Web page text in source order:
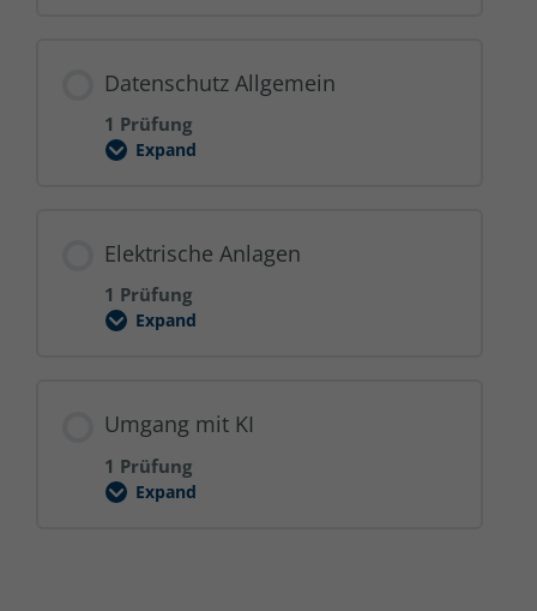
Datenschutz Allgemein
1 Prüfung
Expand
Datenschutz
Elektrische Anlagen
1 Prüfung
Expand
Elektrische
Umgang mit KI
1 Prüfung
Expand
Umgang